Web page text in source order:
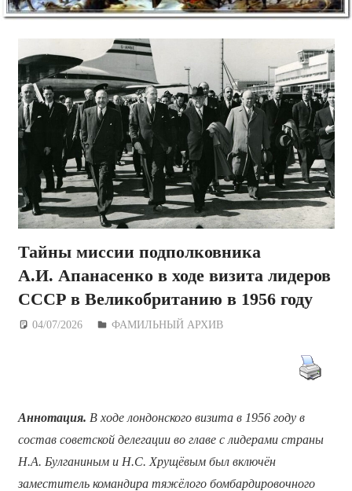
Тайны миссии подполковника
А.И. Апанасенко в ходе визита лидеров
СССР в Великобританию в 1956 году
04/07/2026 Дежурный по Редакции
ФАМИЛЬНЫЙ АРХИВ
Аннотация. В ходе лондонского визита в 1956 году в
состав советской делегации во главе с лидерами страны
Н.А. Булганиным и Н.С. Хрущёвым был включён
заместитель командира тяжёлого бомбардировочного